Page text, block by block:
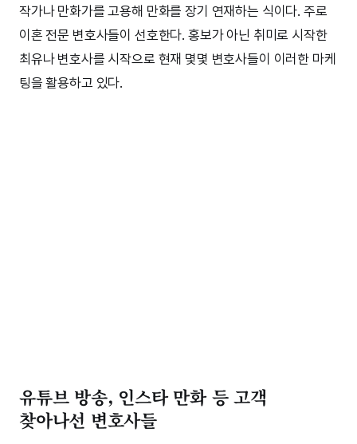
작가나 만화가를 고용해 만화를 장기 연재하는 식이다. 주로
이혼 전문 변호사들이 선호한다. 홍보가 아닌 취미로 시작한
최유나 변호사를 시작으로 현재 몇몇 변호사들이 이러한 마케
팅을 활용하고 있다.
유튜브 방송, 인스타 만화 등 고객
찾아나선 변호사들